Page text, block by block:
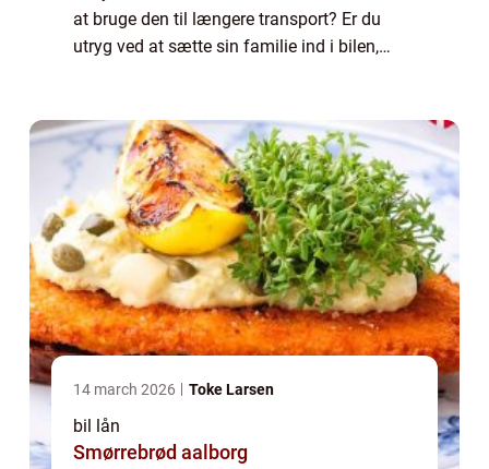
at bruge den til længere transport? Er du
utryg ved at sætte sin familie ind i bilen,
14 march 2026 Toke Larsen
bil lån
Smørrebrød aalborg